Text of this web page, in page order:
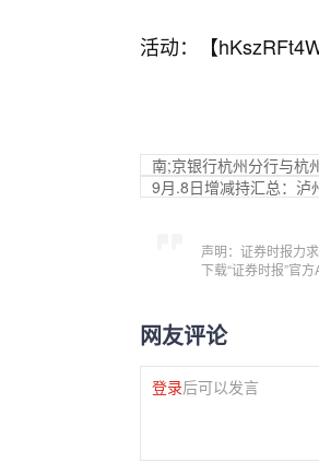
活动：【
南;京银行杭州分行与杭
9月.8日增减持汇总：泸
声明：证券时报力
下载“证券时报”官
网友评论
登录后可以发言